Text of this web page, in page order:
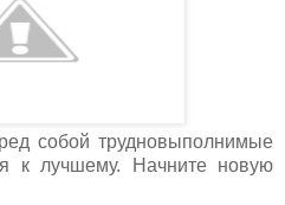
собой трудновыполнимые
к лучшему. Начните новую